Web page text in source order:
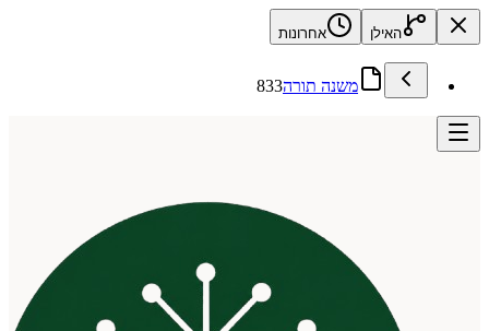
האילן אחרונות
משנה תורה833